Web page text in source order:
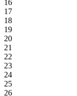
16
17
18
19
20
21
22
23
24
25
26